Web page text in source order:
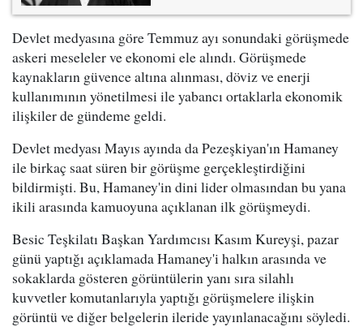
Devlet medyasına göre Temmuz ayı sonundaki görüşmede
askeri meseleler ve ekonomi ele alındı. Görüşmede
kaynakların güvence altına alınması, döviz ve enerji
kullanımının yönetilmesi ile yabancı ortaklarla ekonomik
ilişkiler de gündeme geldi.
Devlet medyası Mayıs ayında da Pezeşkiyan'ın Hamaney
ile birkaç saat süren bir görüşme gerçekleştirdiğini
bildirmişti. Bu, Hamaney'in dini lider olmasından bu yana
ikili arasında kamuoyuna açıklanan ilk görüşmeydi.
Besic Teşkilatı Başkan Yardımcısı Kasım Kureyşi, pazar
günü yaptığı açıklamada Hamaney'i halkın arasında ve
sokaklarda gösteren görüntülerin yanı sıra silahlı
kuvvetler komutanlarıyla yaptığı görüşmelere ilişkin
görüntü ve diğer belgelerin ileride yayınlanacağını söyledi.